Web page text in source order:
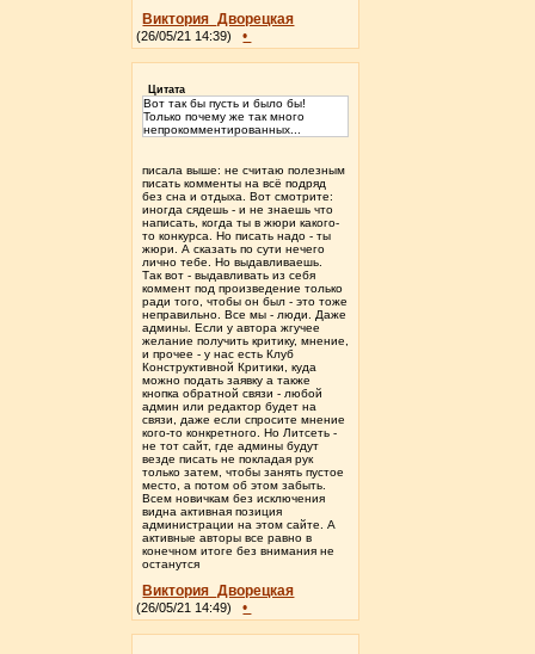
Виктория_Дворецкая
(26/05/21 14:39) •
Цитата
Вот так бы пусть и было бы!
Только почему же так много
непрокомментированных...
писала выше: не считаю полезным
писать комменты на всё подряд
без сна и отдыха. Вот смотрите:
иногда сядешь - и не знаешь что
написать, когда ты в жюри какого-
то конкурса. Но писать надо - ты
жюри. А сказать по сути нечего
лично тебе. Но выдавливаешь.
Так вот - выдавливать из себя
коммент под произведение только
ради того, чтобы он был - это тоже
неправильно. Все мы - люди. Даже
админы. Если у автора жгучее
желание получить критику, мнение,
и прочее - у нас есть Клуб
Конструктивной Критики, куда
можно подать заявку а также
кнопка обратной связи - любой
админ или редактор будет на
связи, даже если спросите мнение
кого-то конкретного. Но Литсеть -
не тот сайт, где админы будут
везде писать не покладая рук
только затем, чтобы занять пустое
место, а потом об этом забыть.
Всем новичкам без исключения
видна активная позиция
администрации на этом сайте. А
активные авторы все равно в
конечном итоге без внимания не
останутся
Виктория_Дворецкая
(26/05/21 14:49) •